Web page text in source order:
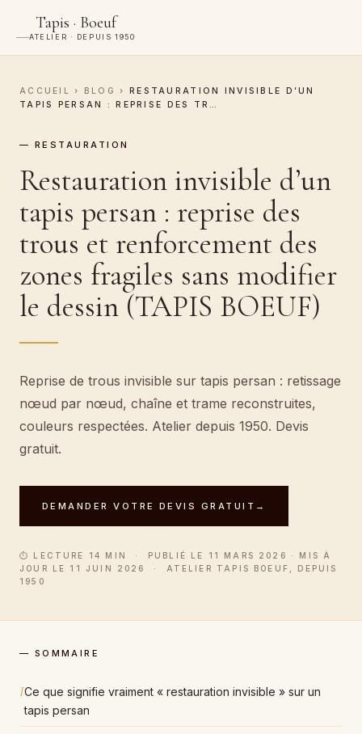
Tapis · Boeuf
ATELIER · DEPUIS 1950
ACCUEIL › BLOG ›
RESTAURATION INVISIBLE D’UN
TAPIS PERSAN : REPRISE DES TR…
— RESTAURATION
Restauration invisible d’un
tapis persan : reprise des
trous et renforcement des
zones fragiles sans modifier
le dessin (TAPIS BOEUF)
Reprise de trous invisible sur tapis persan : retissage
nœud par nœud, chaîne et trame reconstruites,
couleurs respectées. Atelier depuis 1950. Devis
gratuit.
DEMANDER VOTRE DEVIS GRATUIT →
⏱ LECTURE 14 MIN · PUBLIÉ LE 11 MARS 2026 · MIS À
JOUR LE 11 JUIN 2026 · ATELIER TAPIS BOEUF, DEPUIS
1950
— SOMMAIRE
ICe que signifie vraiment « restauration invisible » sur un
tapis persan